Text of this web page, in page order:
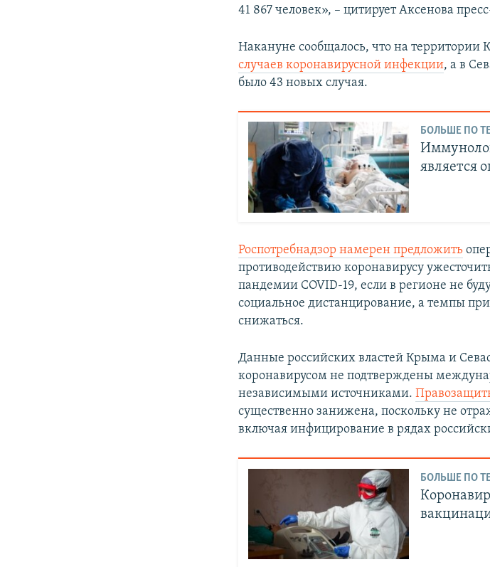
41 867 человек», – цитирует Аксенова
Накануне сообщалось, что на территории
случаев коронавирусной инфекции, а в
было 43 новых случая.
БОЛЬШЕ ПО
является
Роспотребнадзор намерен предложить
противодействию коронавирусу
пандемии COVID-19, если в регионе не
социальное дистанцирование, а темпы
снижаться.
Данные российских властей Крыма и
коронавирусом не подтверждены
независимыми источниками.
существенно занижена, поскольку не
включая инфицирование в рядах
БОЛЬШЕ ПО